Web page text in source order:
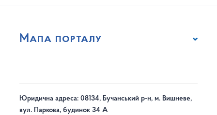
Мапа порталу
Юридична адреса: 08134, Бучанський р-н, м. Вишневе,
вул. Паркова, будинок 34 А